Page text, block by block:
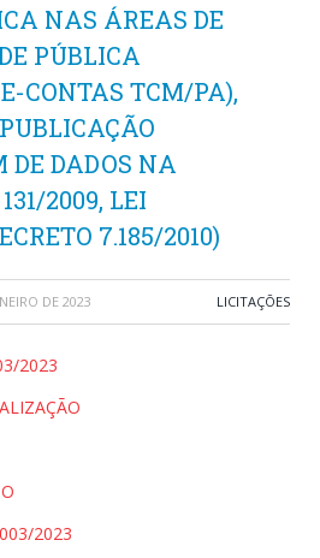
NAS ÁREAS DE
PÚBLICA
CONTAS TCM/PA),
DE DADOS NA
2009, LEI
7.185/2010)
DE 2023 LICITAÇÕES
2023
2023